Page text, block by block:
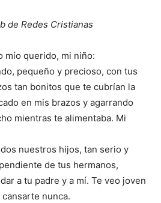
de Redes Cristianas
mío querido, mi niño:
pequeño y precioso, con tus
tan bonitos que te cubrían la
en mis brazos y agarrando
mientras te alimentaba. Mi
nuestros hijos, tan serio y
de tus hermanos,
a tu padre y a mí. Te veo joven
nunca.